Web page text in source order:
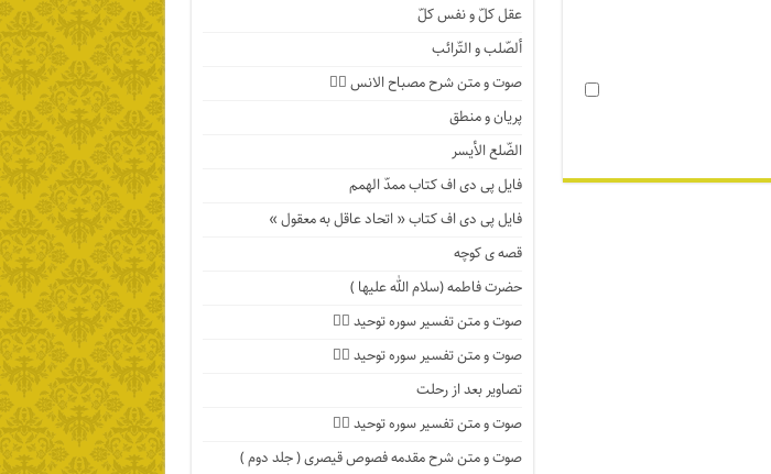
عقل کلّ و نفس کلّ
ألصّلب و التّرائب
صوت و متن شرح مصباح الانس ۹️⃣
پریان و منطق
الضّلع الأیسر
فایل پی دی اف کتاب ممدّ الهمم
فایل پی دی اف کتاب « اتحاد عاقل به معقول »
قصه ی کوچه
حضرت فاطمه (سلام الله علیها )
صوت و متن تفسیر سوره توحید ۴️⃣
صوت و متن تفسیر سوره توحید ۳️⃣
تصاویر بعد از رحلت
صوت و متن تفسیر سوره توحید ۲️⃣
صوت و متن شرح مقدمه فصوص قیصری ( جلد دوم )